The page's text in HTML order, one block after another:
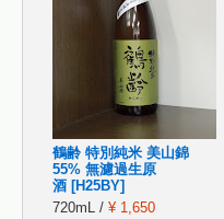
鶴齢 特別純米 美山錦
55% 無濾過生原
酒 [H25BY]
720mL / ¥ 1,650